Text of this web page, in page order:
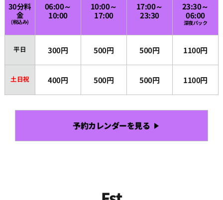
30分料
金
(税込み)
06:00～
10:00
10:00～
17:00
17:00～
23:30
23:30～
06:00
深夜パック
平日 300円 500円 500円 1100円
土日祝 400円 500円 500円 1100円
予約カレンダーを見る